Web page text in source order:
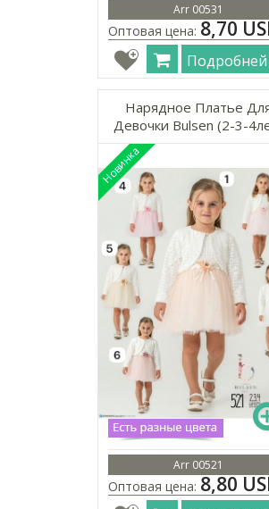
Arr 00531
Оптовая цена: 8,70
Подробней
Нарядное Платье
Девочки Bulsen (2-3-
Arr 00521
Оптовая цена: 8,80